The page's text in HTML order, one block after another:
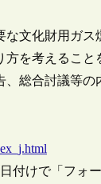
な文化財用ガ
を考えるこ
総合討議等の
付けで「フォ